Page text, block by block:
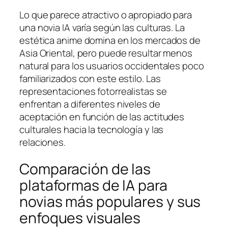
Lo que parece atractivo o apropiado para
una novia IA varía según las culturas. La
estética anime domina en los mercados de
Asia Oriental, pero puede resultar menos
natural para los usuarios occidentales poco
familiarizados con este estilo. Las
representaciones fotorrealistas se
enfrentan a diferentes niveles de
aceptación en función de las actitudes
culturales hacia la tecnología y las
relaciones.
Comparación de las
plataformas de IA para
novias más populares y sus
enfoques visuales